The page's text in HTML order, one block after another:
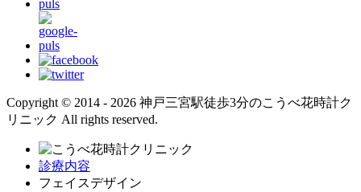
Copyright © 2014 - 2026 神戸三宮駅徒歩3分のこうべ花時計ク
リニック All rights reserved.
診療内容
フェイスデザイン